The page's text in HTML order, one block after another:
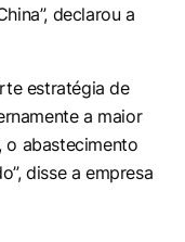
declarou a
estratégia de
a maior
o abastecimento
disse a empresa